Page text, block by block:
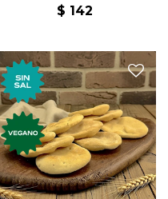
$ 142
Galletas premium, veganas,
al óleo sin sal. Nuevos
sabores, elaboradas
artesanalmente